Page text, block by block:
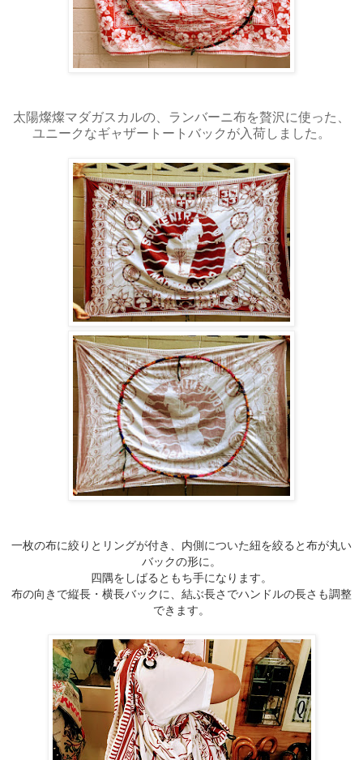
太陽燦燦マダガスカルの、ランバーニ布を贅沢に使った、
ユニークなギャザートートバックが入荷しました。
一枚の布に絞りとリングが付き、内側についた紐を絞ると布が丸い
バックの形に。
四隅をしばるともち手になります。
布の向きで縦長・横長バックに、結ぶ長さでハンドルの長さも調整
できます。